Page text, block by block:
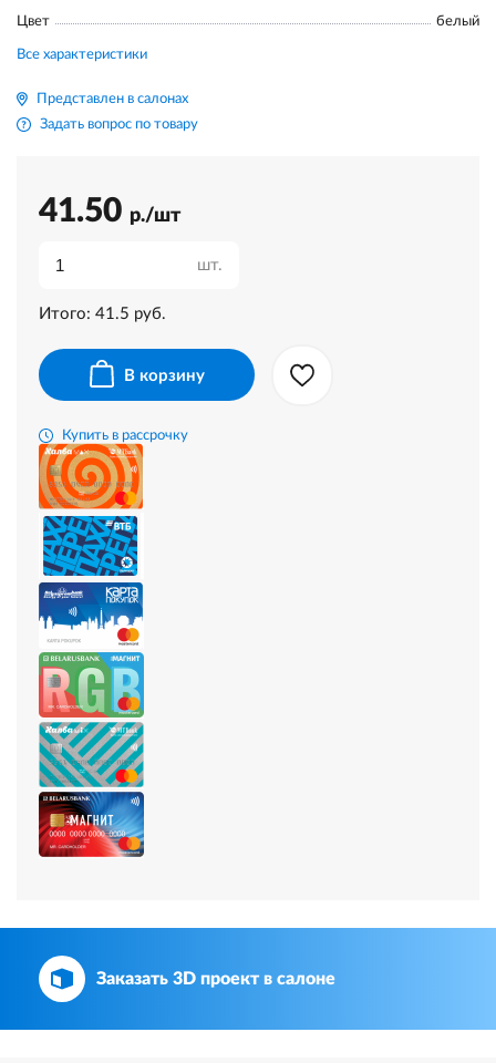
Цвет белый
Все характеристики
Представлен в салонах
Задать вопрос по товару
41.50 р./шт
шт.
Итого: 41.5 руб.
В корзину
Купить в рассрочку
Заказать 3D проект в салоне